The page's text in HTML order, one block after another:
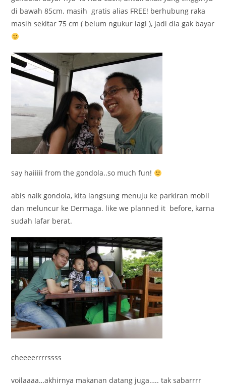
di bawah 85cm. masih gratis alias FREE! berhubung raka
masih sekitar 75 cm ( belum ngukur lagi ), jadi dia gak bayar
say haiiiii from the gondola..so much fun!
abis naik gondola, kita langsung menuju ke parkiran mobil
dan meluncur ke Dermaga. like we planned it before, karna
sudah lafar berat.
cheeeerrrrssss
voilaaaa…akhirnya makanan datang juga….. tak sabarrrr